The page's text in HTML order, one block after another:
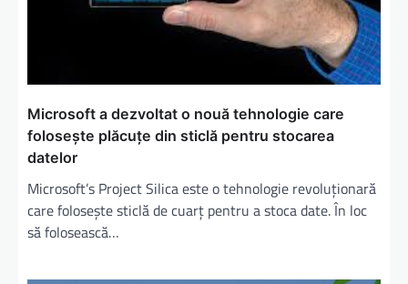
Microsoft a dezvoltat o nouă tehnologie care
foloseşte plăcuțe din sticlă pentru stocarea
datelor
Microsoft’s Project Silica este o tehnologie revoluționară
care folosește sticlă de cuarț pentru a stoca date. În loc
să folosească…